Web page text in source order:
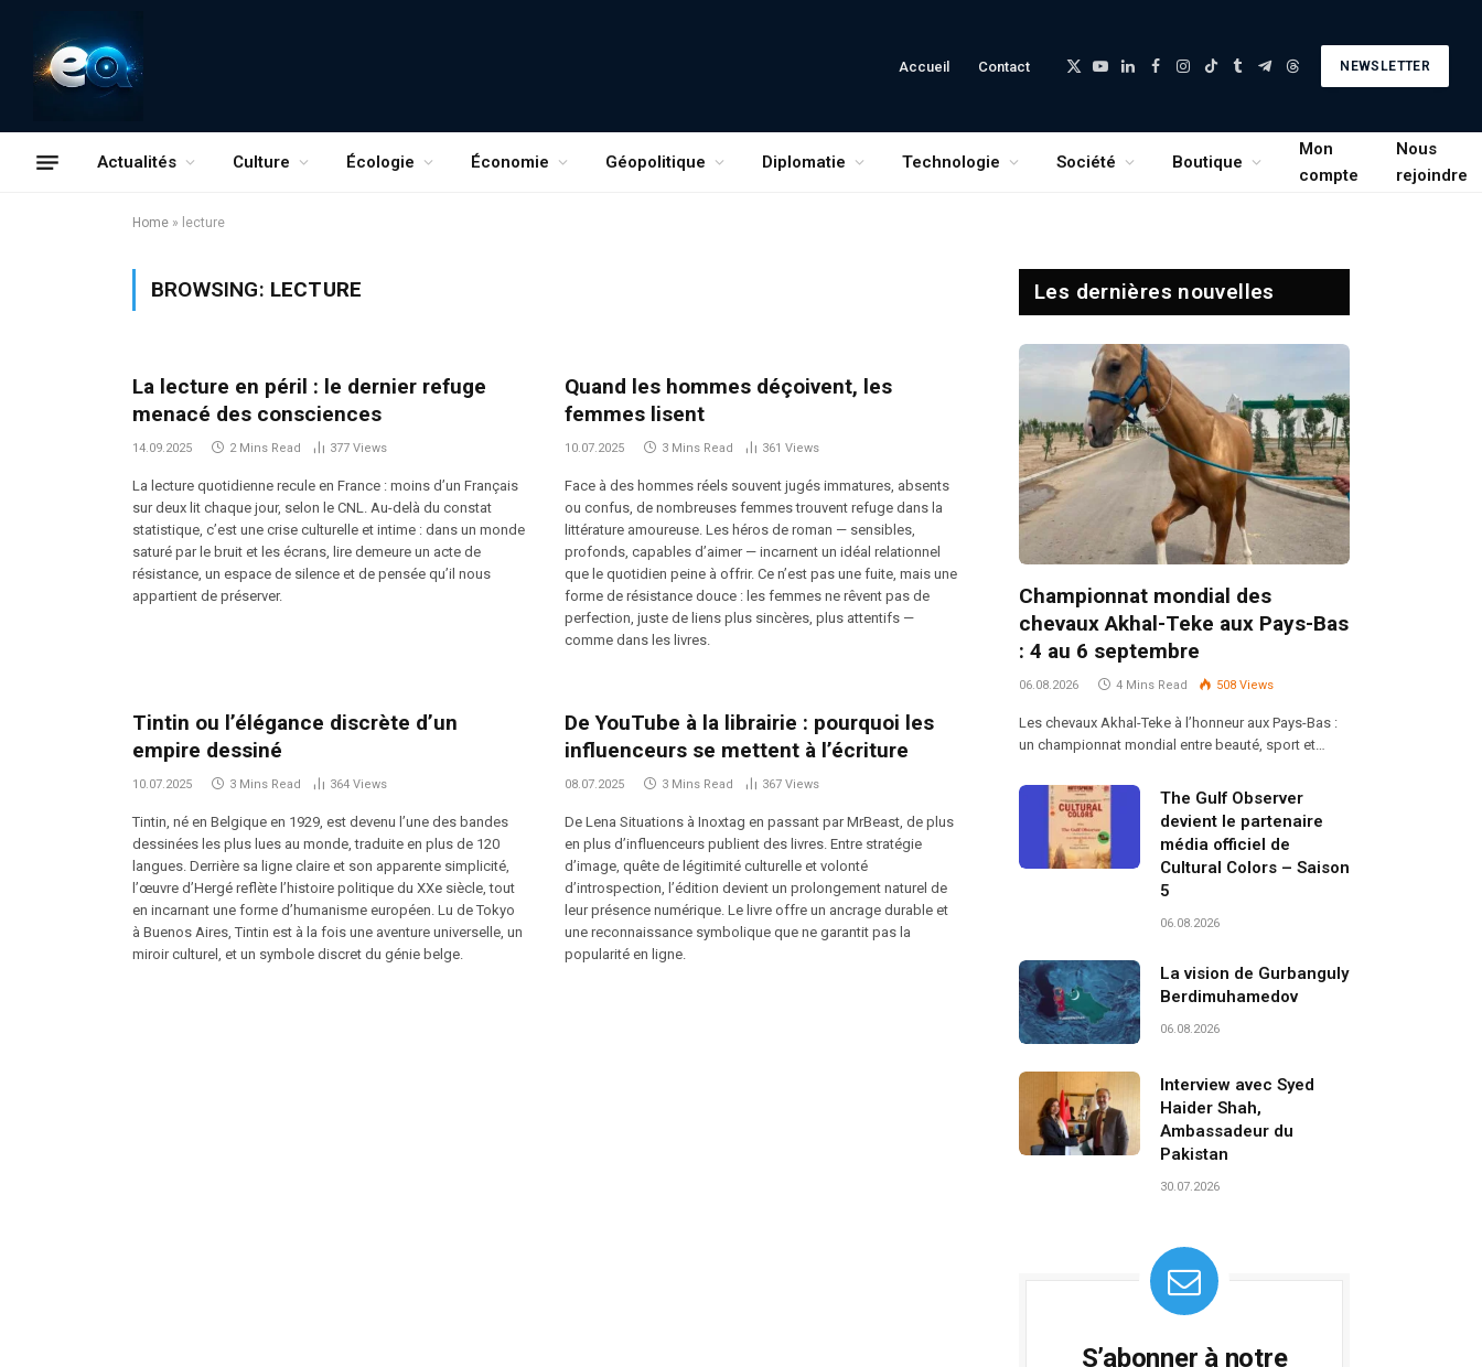
Accueil Contact
X
YouTube
LinkedInFacebook
Instagram
TikTokTumblrTelegramThreads
NEWSLETTER
Actualités Culture Écologie Économie Géopolitique Diplomatie Technologie Société Boutique
Mon
compte
Nous
rejoindre
Home » lecture
BROWSING: LECTURE
La lecture en péril : le dernier refuge
menacé des consciences
14.09.2025 2 Mins Read 377 Views
La lecture quotidienne recule en France : moins d’un Français
sur deux lit chaque jour, selon le CNL. Au-delà du constat
statistique, c’est une crise culturelle et intime : dans un monde
saturé par le bruit et les écrans, lire demeure un acte de
résistance, un espace de silence et de pensée qu’il nous
appartient de préserver.
Quand les hommes déçoivent, les
femmes lisent
10.07.2025 3 Mins Read 361 Views
Face à des hommes réels souvent jugés immatures, absents
ou confus, de nombreuses femmes trouvent refuge dans la
littérature amoureuse. Les héros de roman — sensibles,
profonds, capables d’aimer — incarnent un idéal relationnel
que le quotidien peine à offrir. Ce n’est pas une fuite, mais une
forme de résistance douce : les femmes ne rêvent pas de
perfection, juste de liens plus sincères, plus attentifs —
comme dans les livres.
Tintin ou l’élégance discrète d’un
empire dessiné
10.07.2025 3 Mins Read 364 Views
Tintin, né en Belgique en 1929, est devenu l’une des bandes
dessinées les plus lues au monde, traduite en plus de 120
langues. Derrière sa ligne claire et son apparente simplicité,
l’œuvre d’Hergé reflète l’histoire politique du XXe siècle, tout
en incarnant une forme d’humanisme européen. Lu de Tokyo
à Buenos Aires, Tintin est à la fois une aventure universelle, un
miroir culturel, et un symbole discret du génie belge.
De YouTube à la librairie : pourquoi les
influenceurs se mettent à l’écriture
08.07.2025 3 Mins Read 367 Views
De Lena Situations à Inoxtag en passant par MrBeast, de plus
en plus d’influenceurs publient des livres. Entre stratégie
d’image, quête de légitimité culturelle et volonté
d’introspection, l’édition devient un prolongement naturel de
leur présence numérique. Le livre offre un ancrage durable et
une reconnaissance symbolique que ne garantit pas la
popularité en ligne.
Les dernières nouvelles
Championnat mondial des
chevaux Akhal-Teke aux Pays-Bas
: 4 au 6 septembre
06.08.2026 4 Mins Read 508 Views
Les chevaux Akhal-Teke à l’honneur aux Pays-Bas :
un championnat mondial entre beauté, sport et…
The Gulf Observer
devient le partenaire
média officiel de
Cultural Colors – Saison
5
06.08.2026
La vision de Gurbanguly
Berdimuhamedov
06.08.2026
Interview avec Syed
Haider Shah,
Ambassadeur du
Pakistan
30.07.2026
S’abonner à notre